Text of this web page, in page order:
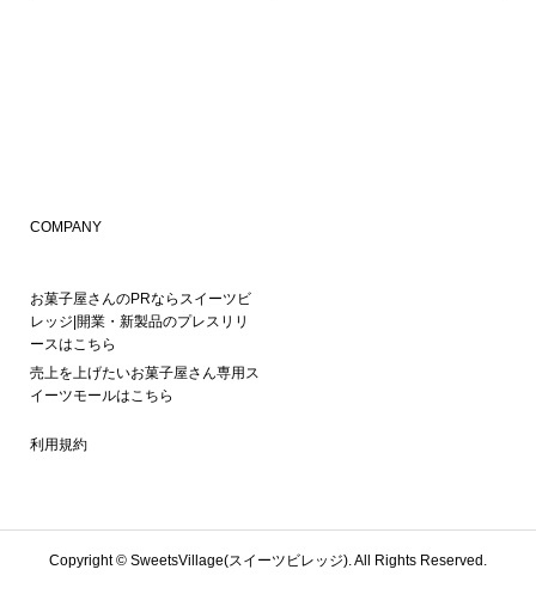
COMPANY
お菓子屋さんのPRならスイーツビ
レッジ|開業・新製品のプレスリリ
ースはこちら
売上を上げたいお菓子屋さん専用ス
イーツモールはこちら
利用規約
Copyright © SweetsVillage(スイーツビレッジ). All Rights Reserved.